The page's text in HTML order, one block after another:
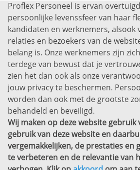
Info@proflexpersoneel.nl
Bel ons:+31 (0)85 0450040
Prins Willem-Alexanderlaan 301
7311 SW Apeldoorn
Disclaimer
Privacyverklaring
Sitemap
Copyright
Bekijk ook eens
Proflex Personeel is ervan
persoonlijke levenssfeer van haar
kandidaten en werknemers, alsook
relaties en bezoekers van de
belang is. Onze werknemers zijn
terdege van bewust dat je
zien het dan ook als onze
jouw privacy te beschermen.
worden dan ook met de grootste
behandeld en beveiligd.
Wij maken op deze website gebruik
gebruik van deze website en
vergemakkelijken, de prestaties en
te verbeteren en de relevantie van